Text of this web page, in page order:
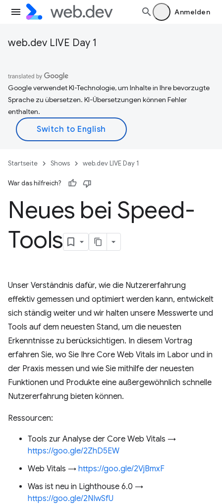
Anmelden
web.dev LIVE Day 1
Google verwendet KI-Technologie, um Inhalte in Ihre bevorzugte
Sprache zu übersetzen. KI-Übersetzungen können Fehler
enthalten.
Startseite Shows web.dev LIVE Day 1
War das hilfreich?
Neues bei Speed-
Tools
Unser Verständnis dafür, wie die Nutzererfahrung
effektiv gemessen und optimiert werden kann, entwickelt
sich ständig weiter und wir halten unsere Messwerte und
Tools auf dem neuesten Stand, um die neuesten
Erkenntnisse zu berücksichtigen. In diesem Vortrag
erfahren Sie, wo Sie Ihre Core Web Vitals im Labor und in
der Praxis messen und wie Sie mithilfe der neuesten
Funktionen und Produkte eine außergewöhnlich schnelle
Nutzererfahrung bieten können.
Ressourcen:
Tools zur Analyse der Core Web Vitals →
https://goo.gle/2ZhD5EW
Web Vitals → https://goo.gle/2VjBmxF
Was ist neu in Lighthouse 6.0 →
https://goo.gle/2NIwSfU